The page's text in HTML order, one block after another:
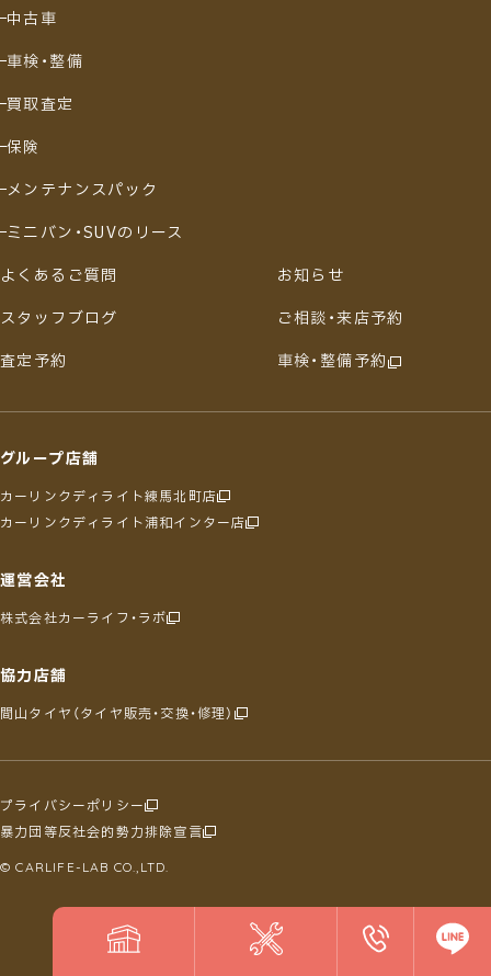
中古車
車検・整備
買取査定
保険
メンテナンスパック
ミニバン・SUVのリース
よくあるご質問
お知らせ
スタッフブログ
ご相談・来店予約
査定予約
車検・整備予約
グループ店舗
カーリンクディライト練馬北町店
カーリンクディライト浦和インター店
運営会社
株式会社カーライフ・ラボ
協力店舗
間山タイヤ（タイヤ販売・交換・修理）
プライバシーポリシー
暴力団等反社会的勢力排除宣言
© CARLIFE-LAB CO.,LTD.